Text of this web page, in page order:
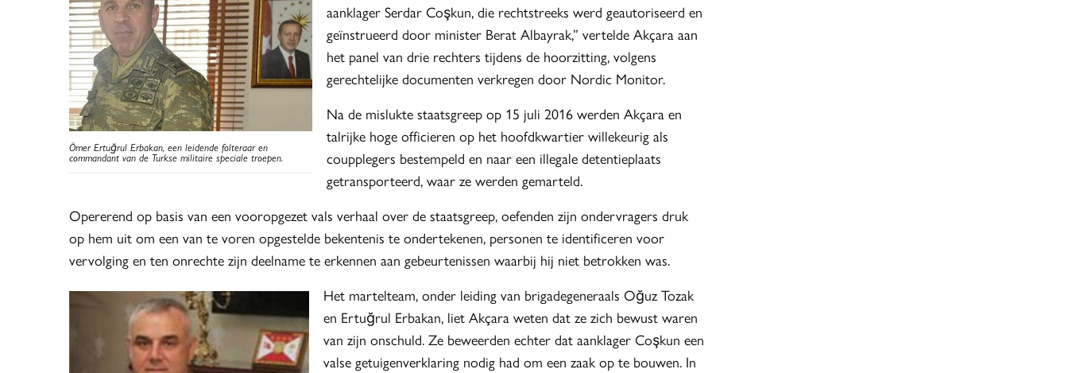
Ömer Ertuğrul Erbakan, een leidende folteraar en
commandant van de Turkse militaire speciale troepen.
aanklager Serdar Coşkun, die rechtstreeks werd geautoriseerd en
geïnstrueerd door minister Berat Albayrak,” vertelde Akçara aan
het panel van drie rechters tijdens de hoorzitting, volgens
gerechtelijke documenten verkregen door Nordic Monitor.
Na de mislukte staatsgreep op 15 juli 2016 werden Akçara en
talrijke hoge officieren op het hoofdkwartier willekeurig als
coupplegers bestempeld en naar een illegale detentieplaats
getransporteerd, waar ze werden gemarteld.
Opererend op basis van een vooropgezet vals verhaal over de staatsgreep, oefenden zijn ondervragers druk
op hem uit om een van te voren opgestelde bekentenis te ondertekenen, personen te identificeren voor
vervolging en ten onrechte zijn deelname te erkennen aan gebeurtenissen waarbij hij niet betrokken was.
Het martelteam, onder leiding van brigadegeneraals Oğuz Tozak
en Ertuğrul Erbakan, liet Akçara weten dat ze zich bewust waren
van zijn onschuld. Ze beweerden echter dat aanklager Coşkun een
valse getuigenverklaring nodig had om een zaak op te bouwen. In